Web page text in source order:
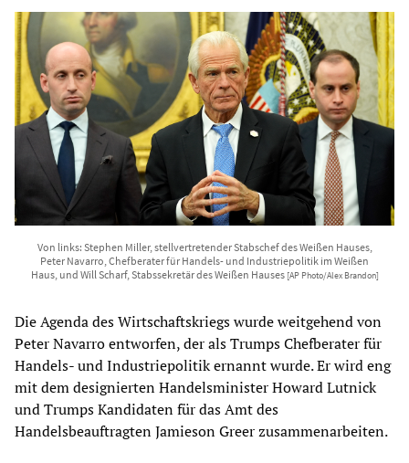
Von links: Stephen Miller, stellvertretender Stabschef des Weißen Hauses,
Peter Navarro, Chefberater für Handels- und Industriepolitik im Weißen
Haus, und Will Scharf, Stabssekretär des Weißen Hauses [AP Photo/Alex Brandon]
Die Agenda des Wirtschaftskriegs wurde weitgehend von
Peter Navarro entworfen, der als Trumps Chefberater für
Handels- und Industriepolitik ernannt wurde. Er wird eng
mit dem designierten Handelsminister Howard Lutnick
und Trumps Kandidaten für das Amt des
Handelsbeauftragten Jamieson Greer zusammenarbeiten.